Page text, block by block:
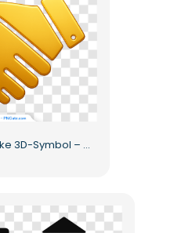
Corporate Handshake 3D-Symbol – Geschäftssymbol Kostenloses PNG